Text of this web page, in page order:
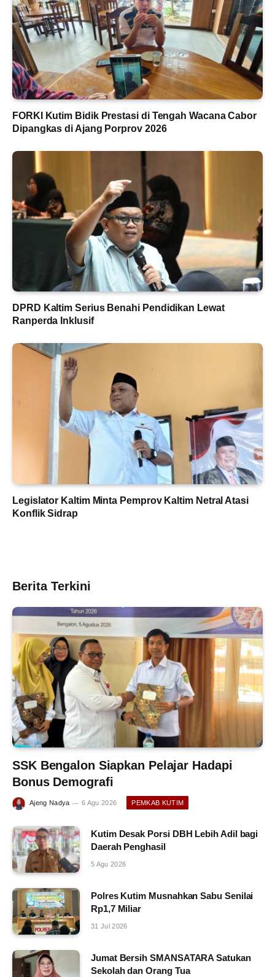
FORKI Kutim Bidik Prestasi di Tengah Wacana Cabor
Dipangkas di Ajang Porprov 2026
DPRD Kaltim Serius Benahi Pendidikan Lewat
Ranperda Inklusif
Legislator Kaltim Minta Pemprov Kaltim Netral Atasi
Konflik Sidrap
Berita Terkini
SSK Bengalon Siapkan Pelajar Hadapi
Bonus Demografi
Ajeng Nadya 6 Agu 2026 PEMKAB KUTIM
Kutim Desak Porsi DBH Lebih Adil bagi
Daerah Penghasil
5 Agu 2026
Polres Kutim Musnahkan Sabu Senilai
Rp1,7 Miliar
31 Jul 2026
Jumat Bersih SMANSATARA Satukan
Sekolah dan Orang Tua